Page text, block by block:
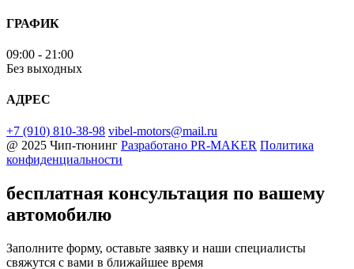
ГРАФИК
09:00 - 21:00
Без выходных
АДРЕС
+7 (910) 810-38-98 vibel-motors@mail.ru
@ 2025 Чип-тюнинг Разработано PR-MAKER Политика
конфиденциальности
бесплатная консультация по вашему
автомобилю
Заполните форму, оставьте заявку и наши специалисты
свяжутся с вами в ближайшее время